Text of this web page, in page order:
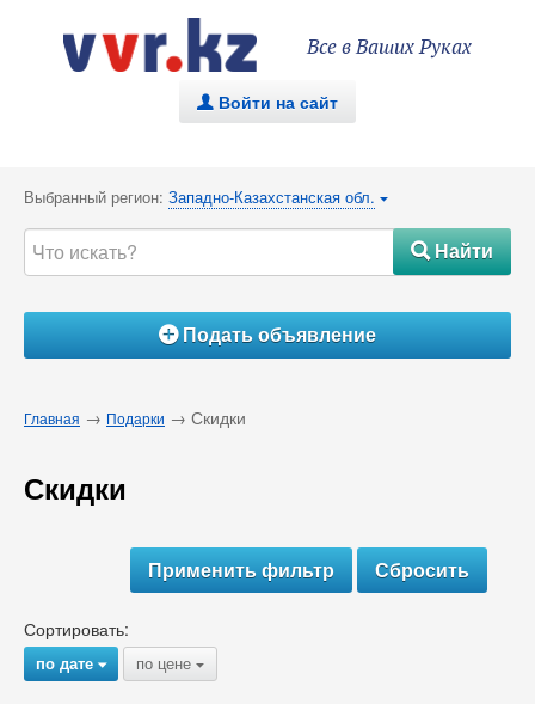
Все в Ваших Руках
. Войти на сайт
Выбранный регион: Западно-Казахстанская обл. {
#Найти
ÁПодать объявление
Главная → Подарки → Скидки
Скидки
Сортировать:
по дате{ по цене {